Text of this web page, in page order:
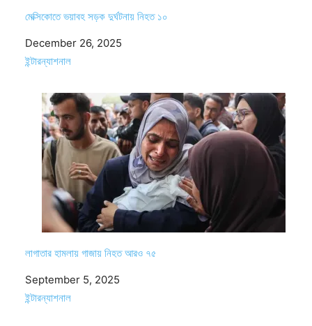
মেক্সিকোতে ভয়াবহ সড়ক দুর্ঘটনায় নিহত ১০
Date
December 26, 2025
In relation to
ইন্টারন্যাশনাল
লাগাতার হামলায় গাজায় নিহত আরও ৭৫
Date
September 5, 2025
In relation to
ইন্টারন্যাশনাল